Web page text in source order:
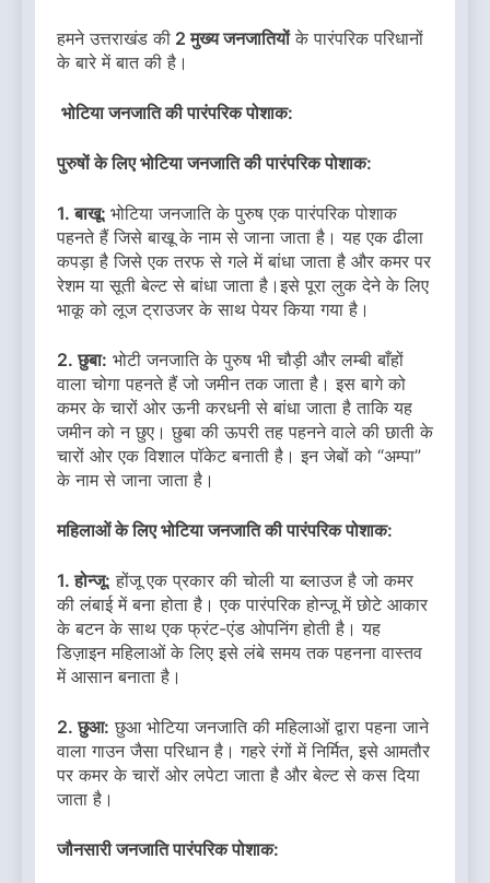
हमने उत्तराखंड की 2 मुख्य जनजातियोंके पारंपरिक परिधानों
के बारे में बात की है।
भोटिया जनजाति की पारंपरिक पोशाक:
पुरुषों के लिए भोटिया जनजाति की पारंपरिक पोशाक:
1. बाखू: भोटिया जनजाति के पुरुष एक पारंपरिक पोशाक
पहनते हैं जिसे बाखू के नाम से जाना जाता है। यह एक ढीला
कपड़ा है जिसे एक तरफ से गले में बांधा जाता है और कमर पर
रेशम या सूती बेल्ट से बांधा जाता है।इसे पूरा लुक देने के लिए
भाकू को लूज ट्राउजर के साथ पेयर किया गया है।
2. छुबा: भोटी जनजाति के पुरुष भी चौड़ी और लम्बी बाँहों
वाला चोगा पहनते हैं जो जमीन तक जाता है। इस बागे को
कमर के चारों ओर ऊनी करधनी से बांधा जाता है ताकि यह
जमीन को न छुए। छुबा की ऊपरी तह पहनने वाले की छाती के
चारों ओर एक विशाल पॉकेट बनाती है। इन जेबों को “अम्पा”
के नाम से जाना जाता है।
महिलाओं के लिए भोटिया जनजाति की पारंपरिक पोशाक:
1. होन्जू: होंजू एक प्रकार की चोली या ब्लाउज है जो कमर
की लंबाई में बना होता है। एक पारंपरिक होन्जू में छोटे आकार
के बटन के साथ एक फ्रंट-एंड ओपनिंग होती है। यह
डिज़ाइन महिलाओं के लिए इसे लंबे समय तक पहनना वास्तव
में आसान बनाता है।
2. छुआ: छुआ भोटिया जनजाति की महिलाओं द्वारा पहना जाने
वाला गाउन जैसा परिधान है। गहरे रंगों में निर्मित, इसे आमतौर
पर कमर के चारों ओर लपेटा जाता है और बेल्ट से कस दिया
जाता है।
जौनसारी जनजाति पारंपरिक पोशाक: